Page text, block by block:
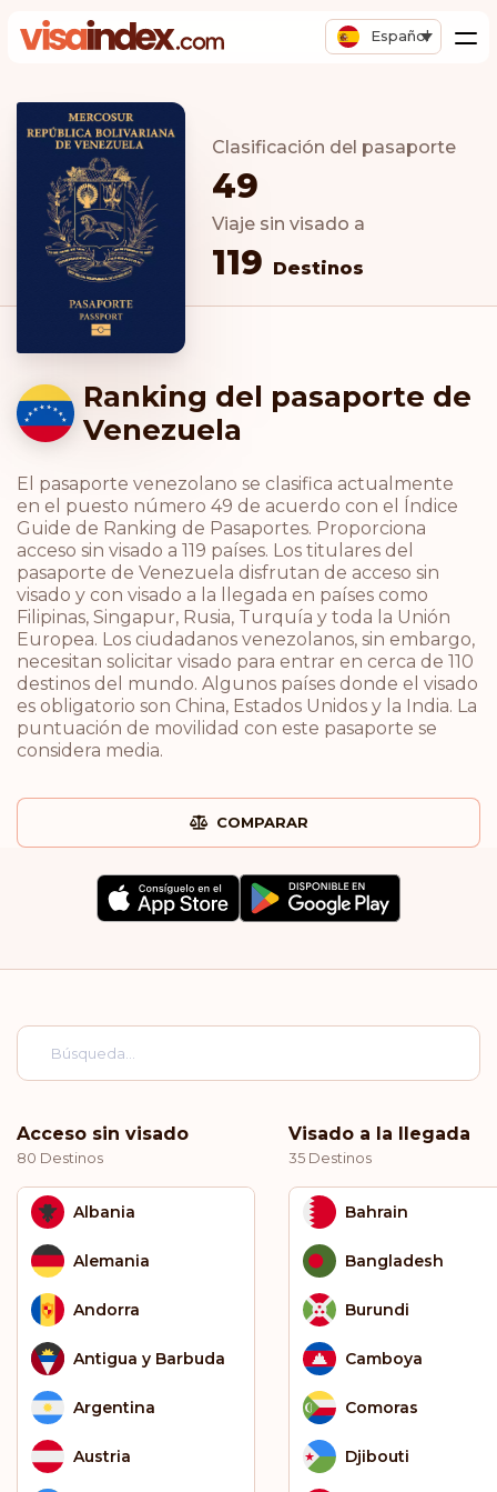
Español
Clasificación del pasaporte
49
Viaje sin visado a
119 Destinos
Ranking del pasaporte de
Venezuela
El pasaporte venezolano se clasifica actualmente
en el puesto número 49 de acuerdo con el Índice
Guide de Ranking de Pasaportes. Proporciona
acceso sin visado a 119 países. Los titulares del
pasaporte de Venezuela disfrutan de acceso sin
visado y con visado a la llegada en países como
Filipinas, Singapur, Rusia, Turquía y toda la Unión
Europea. Los ciudadanos venezolanos, sin embargo,
necesitan solicitar visado para entrar en cerca de 110
destinos del mundo. Algunos países donde el visado
es obligatorio son China, Estados Unidos y la India. La
puntuación de movilidad con este pasaporte se
considera media.
COMPARAR
Acceso sin visado
80 Destinos
Albania
Alemania
Andorra
Antigua y Barbuda
Argentina
Austria
Visado a la llegada
35 Destinos
Bahrain
Bangladesh
Burundi
Camboya
Comoras
Djibouti